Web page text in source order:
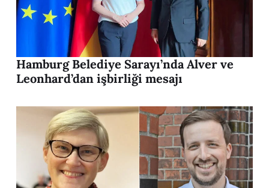
Hamburg Belediye Sarayı’nda Alver ve
Leonhard’dan işbirliği mesajı